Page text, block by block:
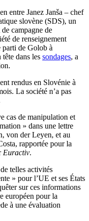
entre Janez Janša – chef
slovène (SDS), un
campagne de
de renseignement
de Golob à
tête dans les sondages, a
rendus en Slovénie à
La société n’a pas
cas de manipulation et
» dans une lettre
von der Leyen, et au
rapportée pour la
Euractiv.
telles activités
» pour l’UE et ses États
sur ces informations
européen pour la
à une évaluation